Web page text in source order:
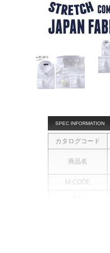
SPEC INFORMATION
カタログコード
商品名
M-CODE